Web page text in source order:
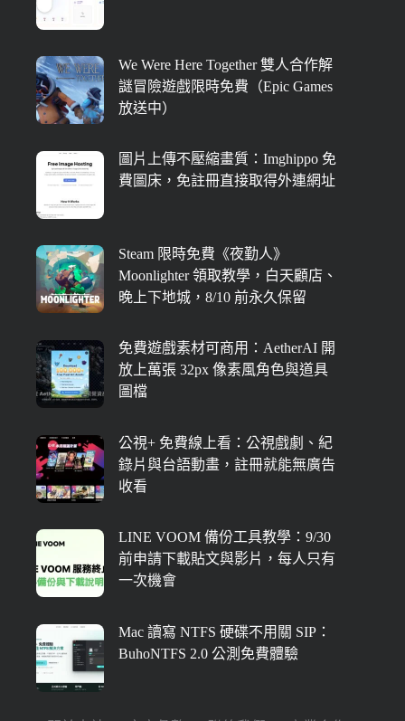
We Were Here Together 雙人合作解
謎冒險遊戲限時免費（Epic Games
放送中）
圖片上傳不壓縮畫質：Imghippo 免
費圖床，免註冊直接取得外連網址
Steam 限時免費《夜勤人》
Moonlighter 領取教學，白天顧店、
晚上下地城，8/10 前永久保留
免費遊戲素材可商用：AetherAI 開
放上萬張 32px 像素風角色與道具
圖檔
公視+ 免費線上看：公視戲劇、紀
錄片與台語動畫，註冊就能無廣告
收看
LINE VOOM 備份工具教學：9/30
前申請下載貼文與影片，每人只有
一次機會
Mac 讀寫 NTFS 硬碟不用關 SIP：
BuhoNTFS 2.0 公測免費體驗